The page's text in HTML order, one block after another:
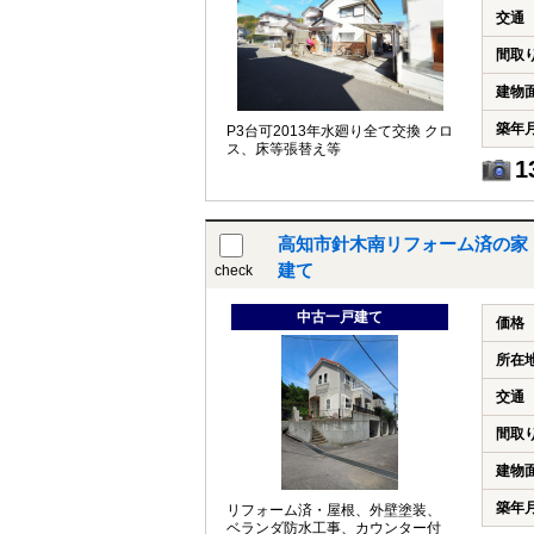
P3台可2013年水廻り全て交換 クロ
ス、床等張替え等
交通
間取
建物
築年
check
高知市針木南リフォーム済の
建て
中古一戸建て
リフォーム済・屋根、外壁塗装、
ベランダ防水工事、カウンター付
価格
所在
交通
間取
建物
築年